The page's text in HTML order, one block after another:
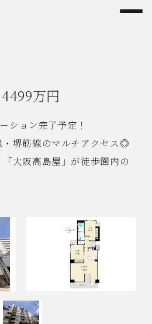
万円
ション完了予定！
堺筋線のマルチアクセス◎
大阪高島屋」が徒歩圏内の